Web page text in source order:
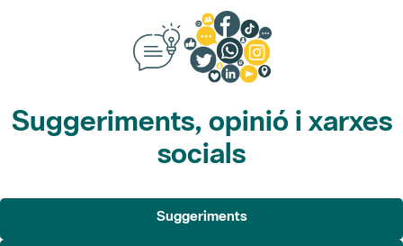
Suggeriments, opinió i xarxes
socials
Suggeriments